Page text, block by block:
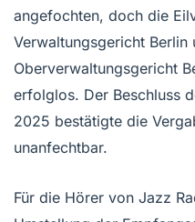
angefochten, doch die
Verwaltungsgericht Berlin
Oberverwaltungsgericht
erfolglos. Der Beschluss
2025 bestätigte die
unanfechtbar.
Für die Hörer von Jazz